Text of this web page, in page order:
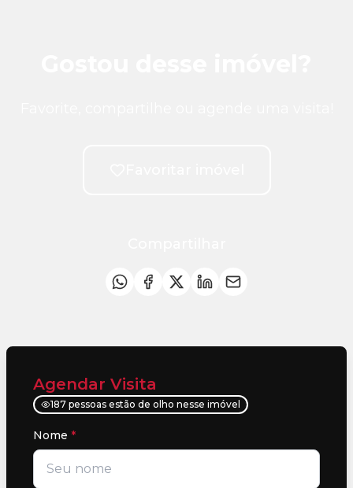
Agendar Visita
187 pessoas estão de olho nesse imóvel
Nome *